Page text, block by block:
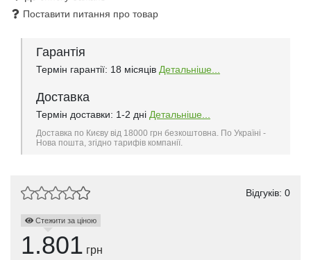
Поставити питання про товар
Гарантія
Термін гарантії: 18 місяців Детальніше...
Доставка
Термін доставки: 1-2 дні Детальніше...
Доставка по Києву від 18000 грн безкоштовна. По Україні -
Нова пошта, згідно тарифів компанії.
Відгуків: 0
Стежити за ціною
1.801 грн